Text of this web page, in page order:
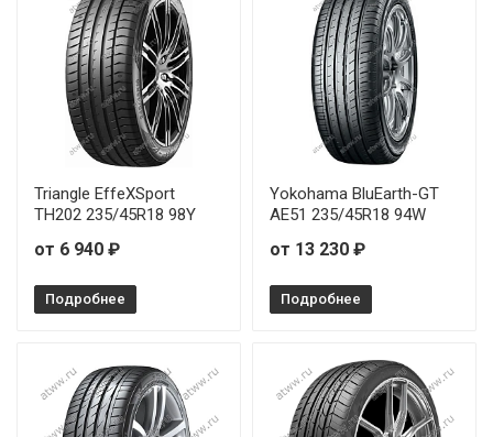
Triangle EffeXSport
TH202 235/45R18 98Y
от 6 940 ₽
Подробнее
Yokohama BluEarth-GT
AE51 235/45R18 94W
от 13 230 ₽
Подробнее